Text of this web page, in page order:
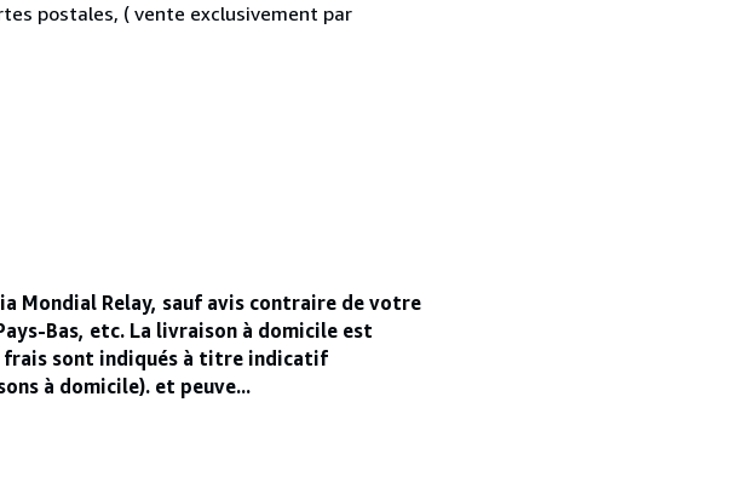
postales, ( vente exclusivement par
Mondial Relay, sauf avis contraire de votre
Bas, etc. La livraison à domicile est
frais sont indiqués à titre indicatif
à domicile). et peuve...